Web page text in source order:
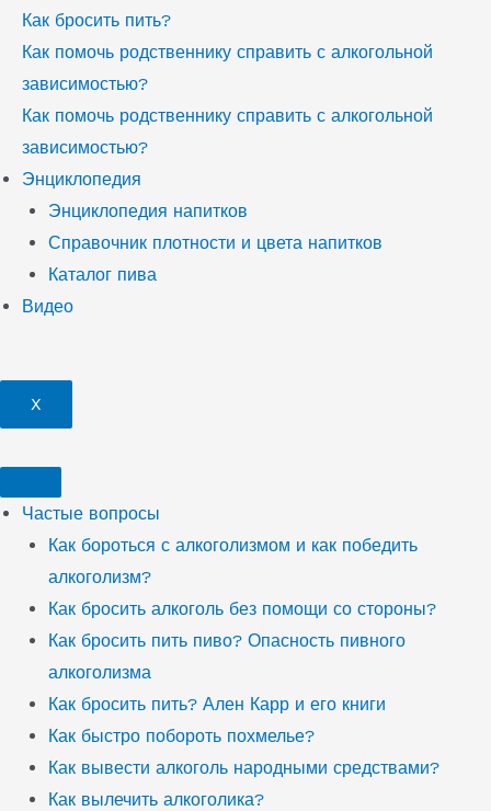
Как бросить пить?
Как помочь родственнику справить с алкогольной
зависимостью?
Как помочь родственнику справить с алкогольной
зависимостью?
Энциклопедия
Энциклопедия напитков
Справочник плотности и цвета напитков
Каталог пива
Видео
X
Частые вопросы
Как бороться с алкоголизмом и как победить
алкоголизм?
Как бросить алкоголь без помощи со стороны?
Как бросить пить пиво? Опасность пивного
алкоголизма
Как бросить пить? Ален Карр и его книги
Как быстро побороть похмелье?
Как вывести алкоголь народными средствами?
Как вылечить алкоголика?